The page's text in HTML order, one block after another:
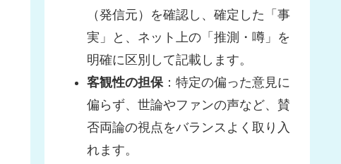
（発信元）を確認し、確定した「事
実」と、ネット上の「推測・噂」を
明確に区別して記載します。
客観性の担保 ：特定の偏った意見に
偏らず、世論やファンの声など、賛
否両論の視点をバランスよく取り入
れます。